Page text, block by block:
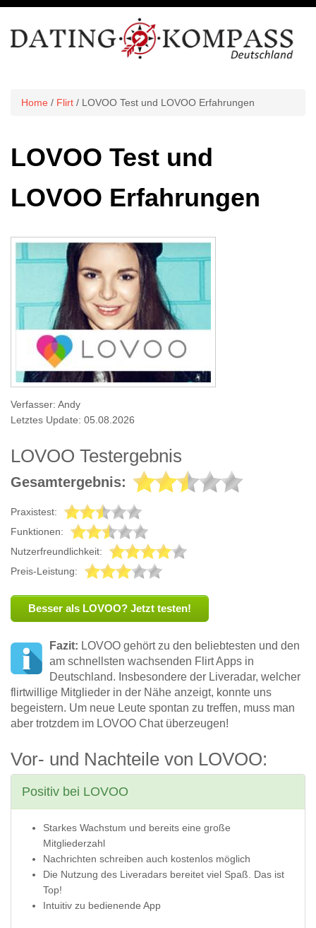
Home / Flirt / LOVOO Test und LOVOO Erfahrungen
LOVOO Test und
LOVOO Erfahrungen
Verfasser: Andy
Letztes Update: 05.08.2026
LOVOO Testergebnis
Gesamtergebnis:
Praxistest:
Funktionen:
Nutzerfreundlichkeit:
Preis-Leistung:
Besser als LOVOO? Jetzt testen!
Fazit: LOVOO gehört zu den beliebtesten und den
am schnellsten wachsenden Flirt Apps in
Deutschland. Insbesondere der Liveradar, welcher
flirtwillige Mitglieder in der Nähe anzeigt, konnte uns
begeistern. Um neue Leute spontan zu treffen, muss man
aber trotzdem im LOVOO Chat überzeugen!
Vor- und Nachteile von LOVOO:
Positiv bei LOVOO
Starkes Wachstum und bereits eine große
Mitgliederzahl
Nachrichten schreiben auch kostenlos möglich
Die Nutzung des Liveradars bereitet viel Spaß. Das ist
Top!
Intuitiv zu bedienende App